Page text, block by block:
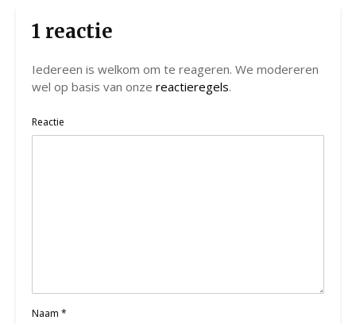
1 reactie
Iedereen is welkom om te reageren. We modereren
wel op basis van onze reactieregels.
Reactie
Naam *